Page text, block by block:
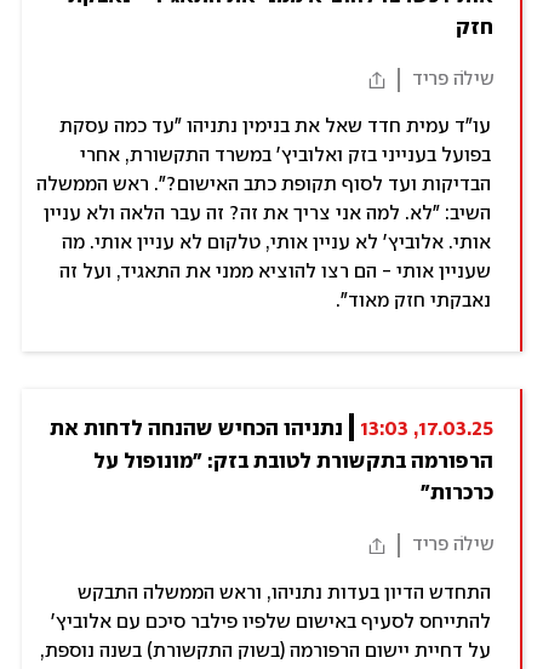
חזק
שילֹה פריד
עו"ד עמית חדד שאל את בנימין נתניהו "עד כמה עסקת
בפועל בענייני בזק ואלוביץ' במשרד התקשורת, אחרי
הבדיקות ועד לסוף תקופת כתב האישום?". ראש הממשלה
השיב: "לא. למה אני צריך את זה? זה עבר הלאה ולא עניין
אותי. אלוביץ' לא עניין אותי, טלקום לא עניין אותי. מה
שעניין אותי - הם רצו להוציא ממני את התאגיד, ועל זה
נאבקתי חזק מאוד".
17.03.25, 13:03
כרכרות"
שילֹה פריד
התחדש הדיון בעדות נתניהו, וראש הממשלה התבקש
להתייחס לסעיף באישום שלפיו פילבר סיכם עם אלוביץ'
על דחיית יישום הרפורמה (בשוק התקשורת) בשנה נוספת,